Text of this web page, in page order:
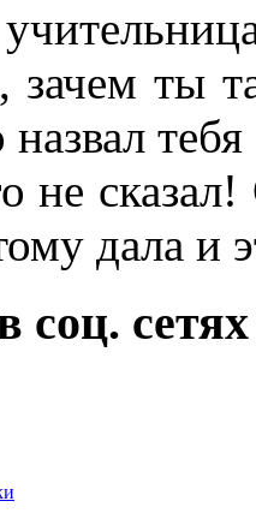
ты
назвал
сказал!
дала и
соц. сетях